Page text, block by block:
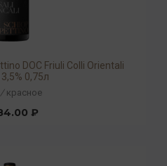
DOC Friuli Colli Orientali
0,75л
/ красное
₽